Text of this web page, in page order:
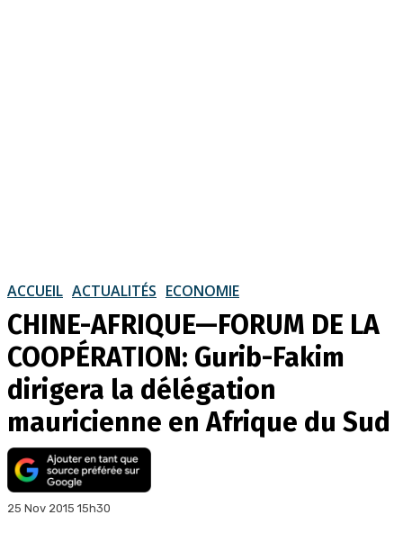
ACCUEIL ACTUALITÉS ECONOMIE
CHINE-AFRIQUE—FORUM DE LA
COOPÉRATION: Gurib-Fakim
dirigera la délégation
mauricienne en Afrique du Sud
25 Nov 2015 15h30